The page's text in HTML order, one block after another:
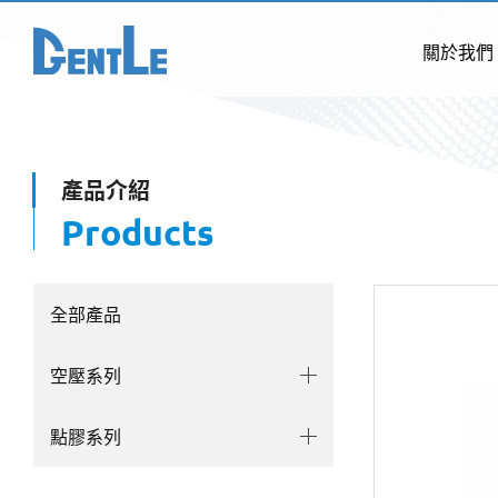
關於我們
產品介紹
Products
全部產品
空壓系列
點膠系列